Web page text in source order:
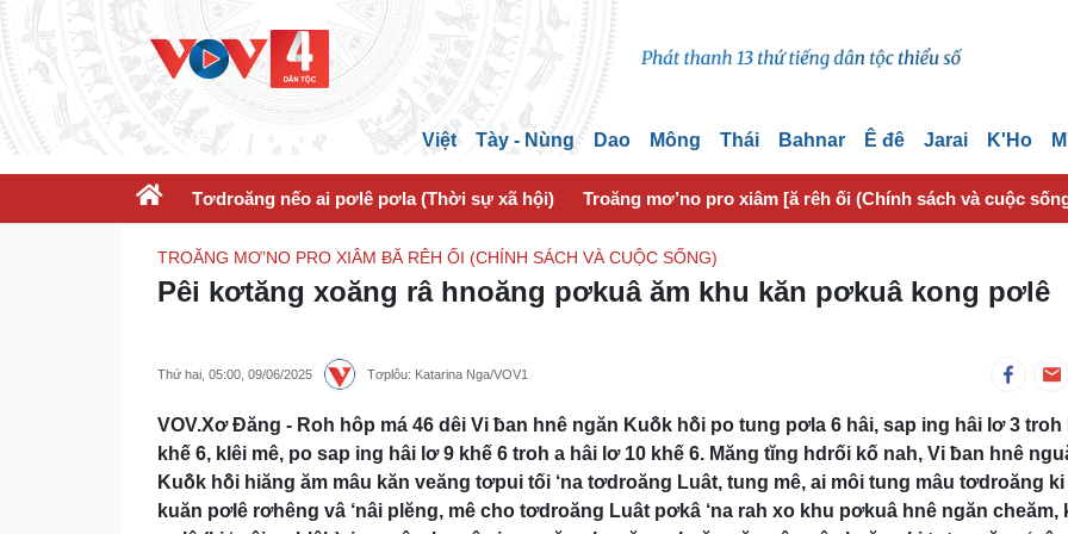
Việt Tày - Nùng Dao Mông Thái Bahnar Ê đê Jarai K'Ho
Tơdroăng nếo ai pơlê pơla (Thời sự xã hội) Troăng mơ’no pro xiâm [ă rêh ối (Chính sách và cuộc
TROĂNG MƠ’NO PRO XIÂM ɃĂ RÊH ỐI (CHÍNH SÁCH VÀ CUỘC SỐNG)
Pêi kơtăng xoăng râ hnoăng pơkuâ ăm khu kăn pơkuâ kong pơlê
Thứ hai, 05:00, 09/06/2025 Tơplôu: Katarina Nga/VOV1
VOV.Xơ Đăng - Roh hôp má 46 dêi Vi ƀan hnê ngăn Kuô̆k hô̆i po tung pơla 6 hâi, sap ing hâi lơ 3 troh
khế 6, klêi mê, po sap ing hâi lơ 9 khế 6 troh a hâi lơ 10 khế 6. Măng tĭng hdrối kố nah, Vi ƀan hnê
Kuô̆k hô̆i hiăng ăm mâu kăn veăng tơpui tối ‘na tơdroăng Luât, tung mê, ai môi tung mâu tơdroăng
kuăn pơlê rơhêng vâ ‘nâi plĕng, mê cho tơdroăng Luât pơkâ ‘na rah xo khu pơkuâ hnê ngăn cheăm,